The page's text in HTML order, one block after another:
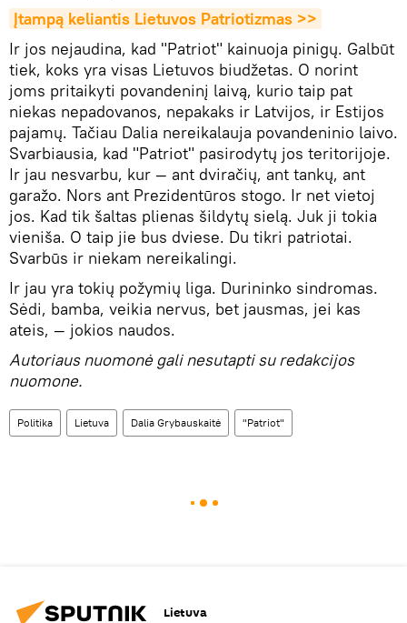
Įtampą keliantis Lietuvos Patriotizmas >>
Ir jos nejaudina, kad "Patriot" kainuoja pinigų. Galbūt
tiek, koks yra visas Lietuvos biudžetas. O norint
joms pritaikyti povandeninį laivą, kurio taip pat
niekas nepadovanos, nepakaks ir Latvijos, ir Estijos
pajamų. Tačiau Dalia nereikalauja povandeninio laivo.
Svarbiausia, kad "Patriot" pasirodytų jos teritorijoje.
Ir jau nesvarbu, kur — ant dviračių, ant tankų, ant
garažo. Nors ant Prezidentūros stogo. Ir net vietoj
jos. Kad tik šaltas plienas šildytų sielą. Juk ji tokia
vieniša. O taip jie bus dviese. Du tikri patriotai.
Svarbūs ir niekam nereikalingi.
Ir jau yra tokių požymių liga. Durininko sindromas.
Sėdi, bamba, veikia nervus, bet jausmas, jei kas
ateis, — jokios naudos.
Autoriaus nuomonė gali nesutapti su redakcijos
nuomone.
Politika Lietuva Dalia Grybauskaitė "Patriot"
Lietuva